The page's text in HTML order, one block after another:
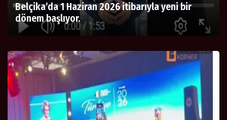
Belçika’da 1 Haziran 2026 itibarıyla yeni bir
dönem başlıyor.